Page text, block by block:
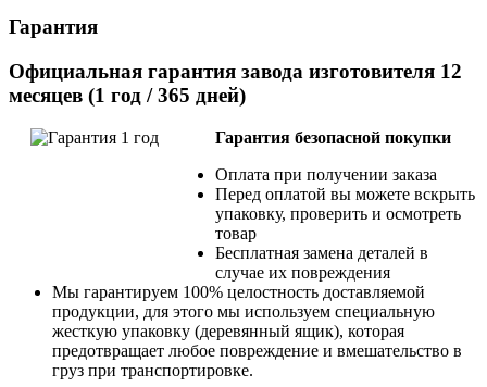
Гарантия
Официальная гарантия завода изготовителя 12
месяцев (1 год / 365 дней)
Гарантия безопасной покупки
Оплата при получении заказа
Перед оплатой вы можете вскрыть
упаковку, проверить и осмотреть
товар
Бесплатная замена деталей в
случае их повреждения
Мы гарантируем 100% целостность доставляемой
продукции, для этого мы используем специальную
жесткую упаковку (деревянный ящик), которая
предотвращает любое повреждение и вмешательство в
груз при транспортировке.